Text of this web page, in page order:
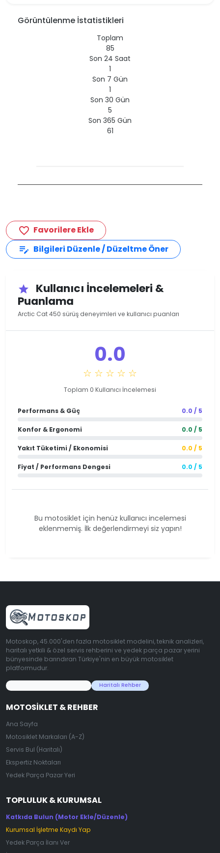
Görüntülenme İstatistikleri
Toplam
85
Son 24 Saat
1
Son 7 Gün
1
Son 30 Gün
5
Son 365 Gün
61
favorite_border Favorilere Ekle
edit_note Bilgileri Düzenle / Düzeltme Öner
star
Kullanıcı İncelemeleri &
Puanlama
Arctic Cat 450 sürüş deneyimleri ve kullanıcı puanları
0.0
☆ ☆ ☆ ☆ ☆
Toplam 0 Kullanıcı İncelemesi
Performans & Güç 0.0 / 5
Konfor & Ergonomi 0.0 / 5
Yakıt Tüketimi / Ekonomisi 0.0 / 5
Fiyat / Performans Dengesi 0.0 / 5
Bu motosiklet için henüz kullanıcı incelemesi
eklenmemiş. İlk değerlendirmeyi siz yapın!
Motoskop, 45.000'den fazla motosiklet modelini, teknik analizleri,
haritalı yetkili & özel servis rehberini ve yedek parça pazar yerini
bünyesinde barındıran Türkiye'nin en büyük motosiklet
platformudur.
Haritalı Rehber
MOTOSIKLET & REHBER
Ana Sayfa
Motosiklet Markaları (A-Z)
Servis Bul (Haritalı)
Ekspertiz Noktaları
Yedek Parça Pazar Yeri
TOPLULUK & KURUMSAL
Katkıda Bulun (Motor Ekle/Düzenle)
Kurumsal İşletme Kaydı Yap
Yedek Parça İlanı Ver